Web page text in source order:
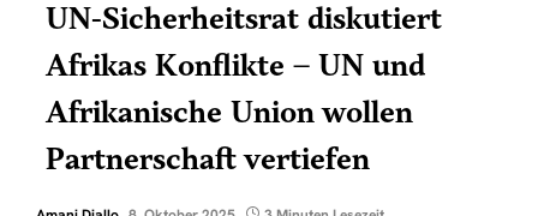
UN-Sicherheitsrat diskutiert
Afrikas Konflikte – UN und
Afrikanische Union wollen
Partnerschaft vertiefen